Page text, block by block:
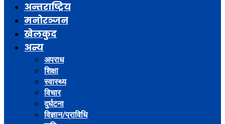
अन्तराष्ट्रिय
मनोरञ्जन
खेलकुद
अन्य
अपराध
शिक्षा
स्वास्थ्य
विचार
दुर्घटना
विज्ञान/प्राविधि